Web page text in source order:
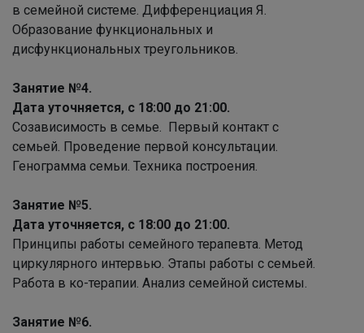
в семейной системе. Дифференциация Я.
Образование функциональных и
дисфункциональных треугольников.
Занятие №4.
Дата уточняется, с 18:00 до 21:00.
Созависимость в семье. Первый контакт с
семьей. Проведение первой консультации.
Генограмма семьи. Техника построения.
Занятие №5.
Дата уточняется, с 18:00 до 21:00.
Принципы работы семейного терапевта. Метод
циркулярного интервью. Этапы работы с семьей.
Работа в ко-терапии. Анализ семейной системы.
Занятие №6.